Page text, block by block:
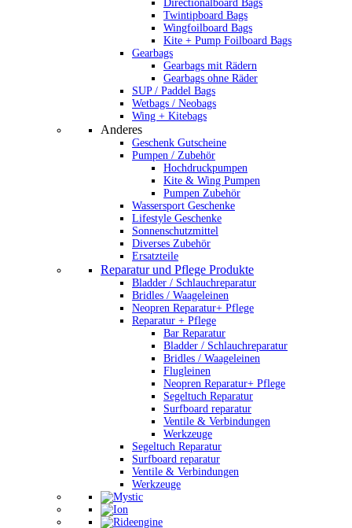
Directionalboard Bags
Twintipboard Bags
Wingfoilboard Bags
Kite + Pump Foilboard Bags
Gearbags
Gearbags mit Rädern
Gearbags ohne Räder
SUP / Paddel Bags
Wetbags / Neobags
Wing + Kitebags
Anderes
Geschenk Gutscheine
Pumpen / Zubehör
Hochdruckpumpen
Kite & Wing Pumpen
Pumpen Zubehör
Wassersport Geschenke
Lifestyle Geschenke
Sonnenschutzmittel
Diverses Zubehör
Ersatzteile
Reparatur und Pflege Produkte
Bladder / Schlauchreparatur
Bridles / Waageleinen
Neopren Reparatur+ Pflege
Reparatur + Pflege
Bar Reparatur
Bladder / Schlauchreparatur
Bridles / Waageleinen
Flugleinen
Neopren Reparatur+ Pflege
Segeltuch Reparatur
Surfboard reparatur
Ventile & Verbindungen
Werkzeuge
Segeltuch Reparatur
Surfboard reparatur
Ventile & Verbindungen
Werkzeuge